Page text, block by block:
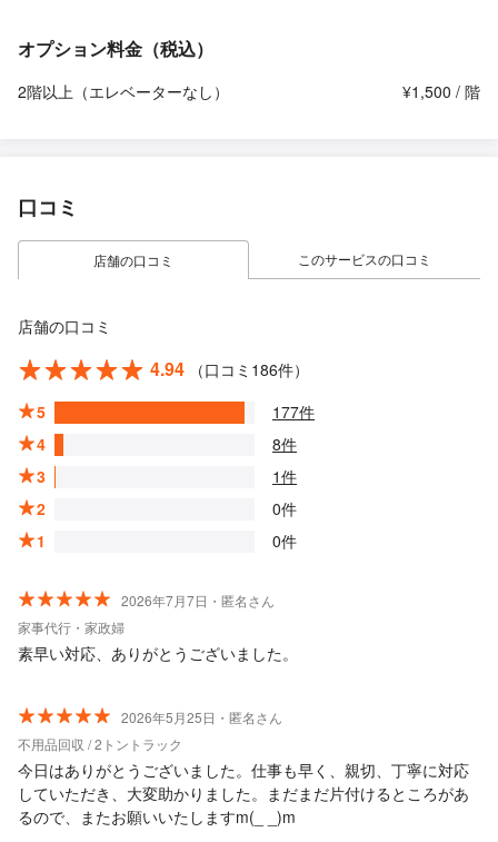
オプション料金（税込）
2階以上（エレベーターなし） ¥1,500 / 階
口コミ
店舗の口コミ このサービスの口コミ
店舗の口コミ
4.94
（口コミ186件）
5
177件
4
8件
3
1件
2
0件
1
0件
2026年7月7日・匿名さん
家事代行・家政婦
素早い対応、ありがとうございました。
2026年5月25日・匿名さん
不用品回収 / 2トントラック
今日はありがとうございました。仕事も早く、親切、丁寧に対応
していただき、大変助かりました。まだまだ片付けるところがあ
るので、またお願いいたしますm(_ _)m